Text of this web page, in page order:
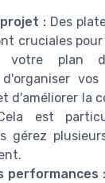
: Des
cruciales
votre plan
d'améliorer la
est
gérez
performances :